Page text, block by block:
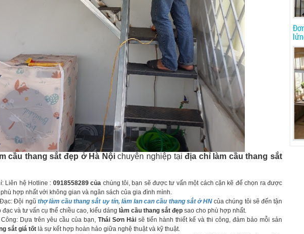
cầu thang sắt đẹp ở Hà Nộichuyên nghiệp tạiđịa chỉ làm cầu thang sắt
Liên hệ Hotline : 0918558289 của chúng tôi, bạn sẽ được tư vấn một cách cặn kẽ để chọn ra được
hợp nhất với không gian và ngân sách của gia đình mình.
Đội ngũ thợ làm cầu thang sắt uy tín, làm lan can cầu thang sắt ở HN của chúng tôi sẽ đến tận
đạc và tư vấn cụ thể chiều cao, kiểu dáng làm cầu thang sắt đẹp sao cho phù hợp nhất.
Dựa trên yêu cầu của bạn, Thái Sơn Hải sẽ tiến hành thiết kế và thi công, đảm bảo mỗi sản
sắt giá tốt là sự kết hợp hoàn hảo giữa nghệ thuật và kỹ thuật.